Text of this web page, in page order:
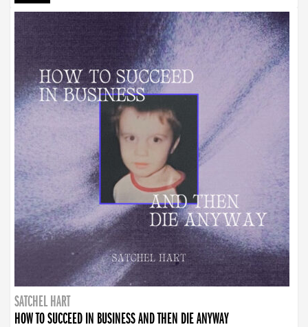
SATCHEL HART
HOW TO SUCCEED IN BUSINESS AND THEN DIE ANYWAY